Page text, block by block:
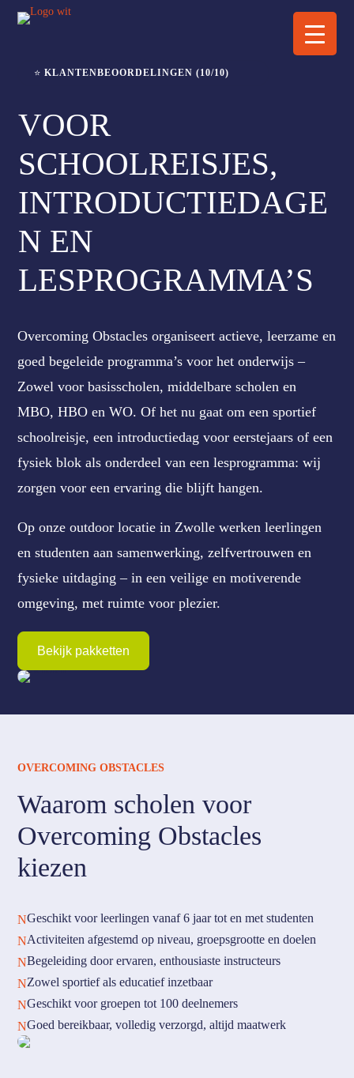
⭐KLANTENBEOORDELINGEN (10/10)
VOOR
SCHOOLREISJES,
INTRODUCTIEDAGE
N EN
LESPROGRAMMA’S
Overcoming Obstacles organiseert actieve, leerzame en
goed begeleide programma’s voor het onderwijs –
Zowel voor basisscholen, middelbare scholen en
MBO, HBO en WO. Of het nu gaat om een sportief
schoolreisje, een introductiedag voor eerstejaars of een
fysiek blok als onderdeel van een lesprogramma: wij
zorgen voor een ervaring die blijft hangen.
Op onze outdoor locatie in Zwolle werken leerlingen
en studenten aan samenwerking, zelfvertrouwen en
fysieke uitdaging – in een veilige en motiverende
omgeving, met ruimte voor plezier.
Bekijk pakketten
OVERCOMING OBSTACLES
Waarom scholen voor
Overcoming Obstacles
kiezen
NGeschikt voor leerlingen vanaf 6 jaar tot en met studenten
NActiviteiten afgestemd op niveau, groepsgrootte en doelen
NBegeleiding door ervaren, enthousiaste instructeurs
NZowel sportief als educatief inzetbaar
NGeschikt voor groepen tot 100 deelnemers
NGoed bereikbaar, volledig verzorgd, altijd maatwerk